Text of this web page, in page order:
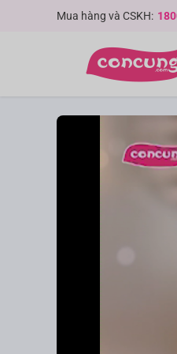
Mua hàng và CSKH: